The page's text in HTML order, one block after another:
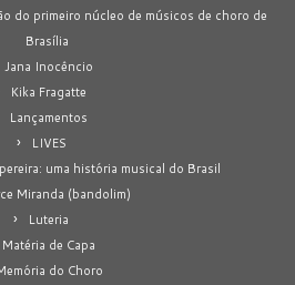
do primeiro núcleo de músicos de choro de
Brasília
Jana Inocêncio
Kika Fragatte
Lançamentos
LIVES
uma história musical do Brasil
Miranda (bandolim)
Luteria
Matéria de Capa
do Choro